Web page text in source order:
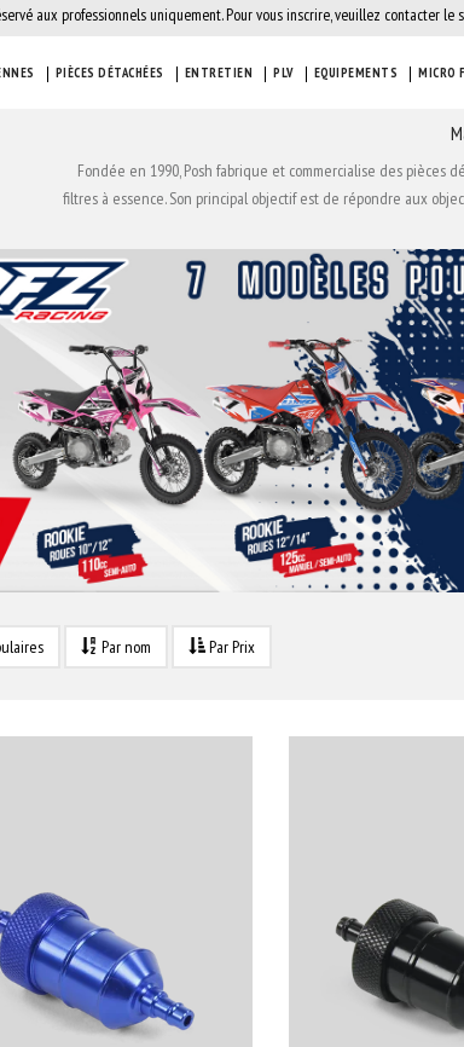
aux professionnels uniquement. Pour vous inscrire, veuillez contacter le
PIÈCES DÉTACHÉES ENTRETIEN PLV EQUIPEMENTS MICRO
Fondée en 1990, Posh fabrique et commercialise des pièces
filtres à essence. Son principal objectif est de répondre aux
Par nom Par Prix